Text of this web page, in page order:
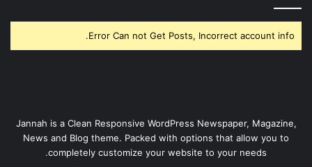
Error Can not Get Posts, Incorrect account info.
Jannah is a Clean Responsive WordPress Newspaper, Magazine,
News and Blog theme. Packed with options that allow you to
completely customize your website to your needs.